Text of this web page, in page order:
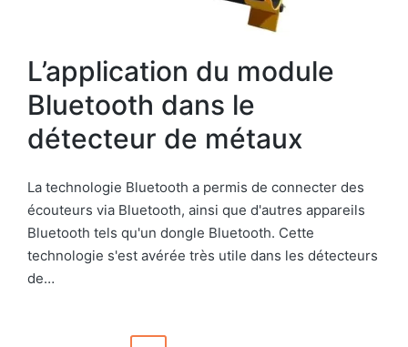
L’application du module
Bluetooth dans le
détecteur de métaux
La technologie Bluetooth a permis de connecter des
écouteurs via Bluetooth, ainsi que d'autres appareils
Bluetooth tels qu'un dongle Bluetooth. Cette
technologie s'est avérée très utile dans les détecteurs
de…